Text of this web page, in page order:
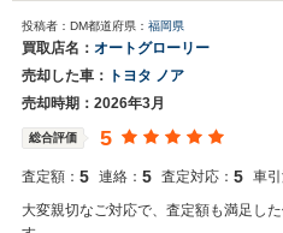
投稿者：DM都道府県： 福岡県
買取店名： オートグローリー
売却した車：
トヨタ ノア
売却時期：2026年3月
総合評価 5
査定額： 5 連絡： 5 査定対応： 5 車引
大変親切なご対応で、査定額も満足し